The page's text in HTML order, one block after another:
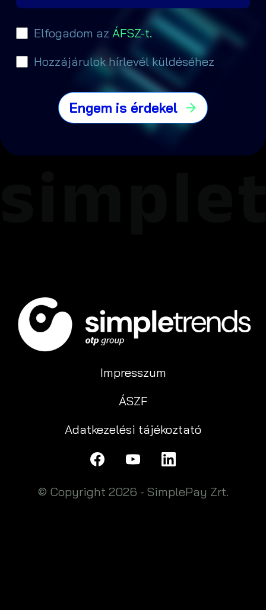
Elfogadom azÁFSZ-t.
Hozzájárulok hírlevél küldéséhez
Engem is érdekel
Impresszum
ÁSZF
Adatkezelési tájékoztató
© Copyright 2026 - SimplePay Zrt.